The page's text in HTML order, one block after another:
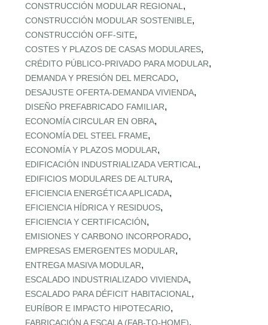
CONSTRUCCIÓN MODULAR REGIONAL ,
CONSTRUCCIÓN MODULAR SOSTENIBLE,
CONSTRUCCIÓN OFF‑SITE,
COSTES Y PLAZOS DE CASAS MODULARES,
CRÉDITO PÚBLICO‑PRIVADO PARA MODULAR,
DEMANDA Y PRESIÓN DEL MERCADO,
DESAJUSTE OFERTA‑DEMANDA VIVIENDA,
DISEÑO PREFABRICADO FAMILIAR,
ECONOMÍA CIRCULAR EN OBRA,
ECONOMÍA DEL STEEL FRAME,
ECONOMÍA Y PLAZOS MODULAR,
EDIFICACIÓN INDUSTRIALIZADA VERTICAL ,
EDIFICIOS MODULARES DE ALTURA,
EFICIENCIA ENERGÉTICA APLICADA,
EFICIENCIA HÍDRICA Y RESIDUOS,
EFICIENCIA Y CERTIFICACIÓN,
EMISIONES Y CARBONO INCORPORADO,
EMPRESAS EMERGENTES MODULAR,
ENTREGA MASIVA MODULAR,
ESCALADO INDUSTRIALIZADO VIVIENDA,
ESCALADO PARA DÉFICIT HABITACIONAL ,
EURÍBOR E IMPACTO HIPOTECARIO,
FABRICACIÓN A ESCALA (FAB‑TO‑HOME),